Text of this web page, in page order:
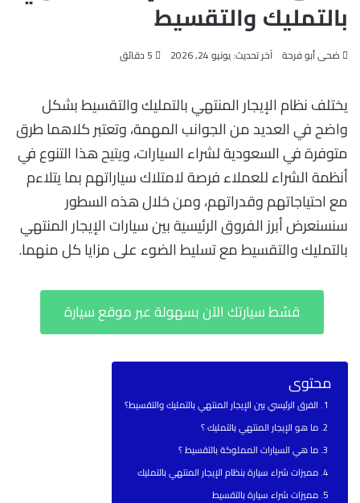
بالتمليك والتقسيط
ضحى أبو فرحة آخر تحديث: يونيو 24, 2026
يختلف نظام الإيجار المنتهي بالتمليك والتقسيط بشكل
واضح في العديد من الجوانب المهمة، وتعتبر كلاهما طرق
متوفرة في السعودية لشراء السيارات، ويتيح هذا التنوع في
أنظمة الشراء للعملاء فرصة لامتلاك سياراتهم بما يتلاءم
مع احتياجاتهم وقدراتهم، ومن خلال هذه السطور
سنسنعرض أبرز الفروق الرئيسية بين سيارات الإيجار المنتهي
بالتمليك والتقسيط مع تسليط الضوء على مزايا كل منهما.
قسّط سيارتك الآن بسهولة عبر موقع سيارة
محتوى
الفرق الرئيسي بين الإيجار المنتهي بالتمليك والتقسيط؟
ما هو الإيجار المنتهي بالتمليك ؟
ما هي السيارات المملوكة بالتقسيط ؟
مميزات شراء سيارة بنظام الإيجار المنتهي بالتمليك
مميزات شراء سيارة بالتقسيط